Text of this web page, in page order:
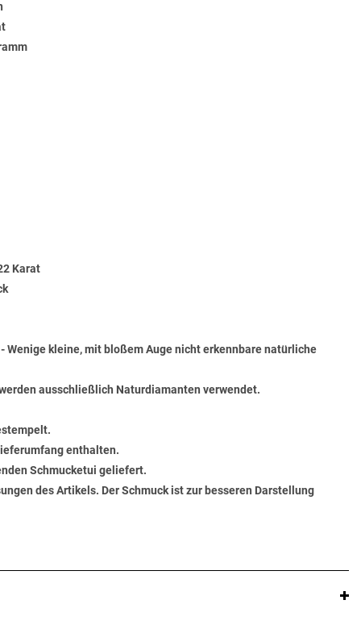
Karat
Wenige kleine, mit bloßem Auge nicht erkennbare natürliche
ausschließlich Naturdiamanten verwendet.
enthalten.
Schmucketui geliefert.
des Artikels. Der Schmuck ist zur besseren Darstellung